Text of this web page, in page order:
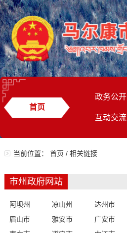
首页
政务公开
互动交流
当前位置： 首页 / 相关链接
市州政府网站
阿坝州 凉山州 达州市
眉山市
雅安市 广安市